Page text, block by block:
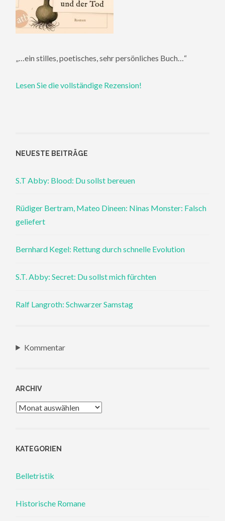
„…ein stilles, poetisches, sehr persönliches Buch…“
Lesen Sie die vollständige Rezension!
NEUESTE BEITRÄGE
S.T Abby: Blood: Du sollst bereuen
Rüdiger Bertram, Mateo Dineen: Ninas Monster: Falsch
geliefert
Bernhard Kegel: Rettung durch schnelle Evolution
S.T. Abby: Secret: Du sollst mich fürchten
Ralf Langroth: Schwarzer Samstag
Kommentar
ARCHIV
Archiv
KATEGORIEN
Belletristik
Historische Romane